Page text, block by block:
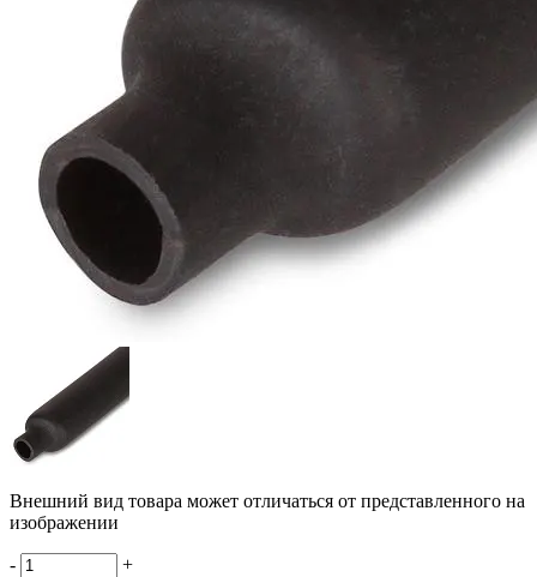
Внешний вид товара может отличаться от представленного на
изображении
- +